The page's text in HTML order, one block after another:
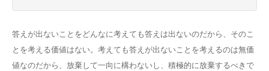
答えが出ないことをどんなに考えても答えは出ないのだから、そのこ
とを考える価値はない。考えても答えが出ないことを考えるのは無価
値なのだから、放棄して一向に構わないし、積極的に放棄するべきで